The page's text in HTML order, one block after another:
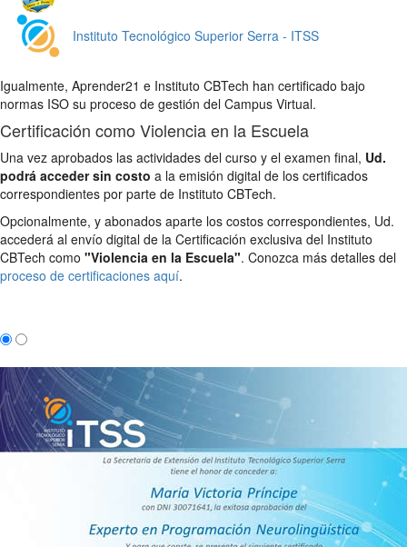
Instituto Tecnológico Superior Serra - ITSS
Igualmente, Aprender21 e Instituto CBTech han certificado bajo
normas ISO su proceso de gestión del Campus Virtual.
Certificación como Violencia en la Escuela
Una vez aprobados las actividades del curso y el examen final, Ud.
podrá acceder sin costo a la emisión digital de los certificados
correspondientes por parte de Instituto CBTech.
Opcionalmente, y abonados aparte los costos correspondientes, Ud.
accederá al envío digital de la Certificación exclusiva del Instituto
CBTech como "Violencia en la Escuela". Conozca más detalles del
proceso de certificaciones aquí.